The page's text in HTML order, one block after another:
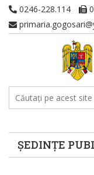
0246-228.114
ȘEDINȚE